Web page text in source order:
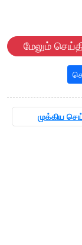
மேலும்
முக்கிய